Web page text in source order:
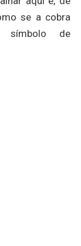
se a cobra
símbolo de